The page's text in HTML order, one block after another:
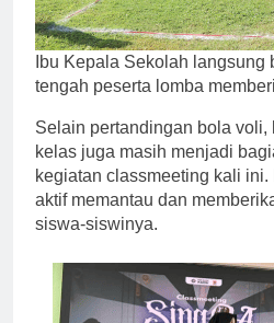
Ibu Kepala Sekolah langsung
tengah peserta lomba
Selain pertandingan bola voli,
kelas juga masih menjadi
kegiatan classmeeting kali
aktif memantau dan
siswa-siswinya.